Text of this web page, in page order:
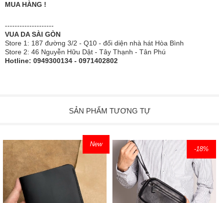
MUA HÀNG !
--------------------
VUA DA SÀI GÒN
Store 1: 187 đường 3/2 - Q10 - đối diện nhà hát Hòa Bình
Store 2: 46 Nguyễn Hữu Dật - Tây Thạnh - Tân Phú
Hotline: 0949300134 - 0971402802
SẢN PHẨM TƯƠNG TỰ
New
-18%